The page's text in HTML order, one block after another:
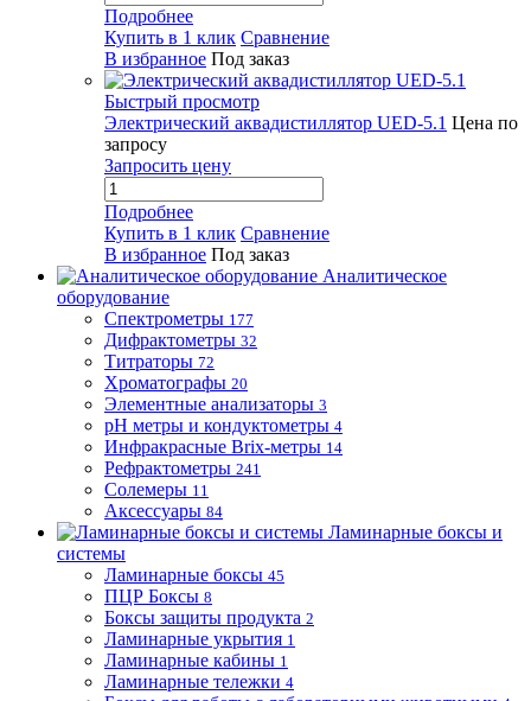
Подробнее
Купить в 1 клик Сравнение
В избранное Под заказ
Быстрый просмотр
Электрический аквадистиллятор UED-5.1 Цена по
запросу
Запросить цену
Подробнее
Купить в 1 клик Сравнение
В избранное Под заказ
Аналитическое
оборудование
Спектрометры 177
Дифрактометры 32
Титраторы 72
Хроматографы 20
Элементные анализаторы 3
pH метры и кондуктометры 4
Инфракрасные Brix-метры 14
Рефрактометры 241
Солемеры 11
Аксессуары 84
Ламинарные боксы и
системы
Ламинарные боксы 45
ПЦР Боксы 8
Боксы защиты продукта 2
Ламинарные укрытия 1
Ламинарные кабины 1
Ламинарные тележки 4